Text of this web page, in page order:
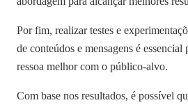
Por fim, realizar testes e
de conteúdos e mensagens é essencial
ressoa melhor com o público-alvo.
Com base nos resultados, é possível